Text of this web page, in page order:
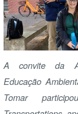
A convite da
Educação Ambiental
Tomar
Zoersel (Bélgica)
âmbito do projeto
EU Green Deal